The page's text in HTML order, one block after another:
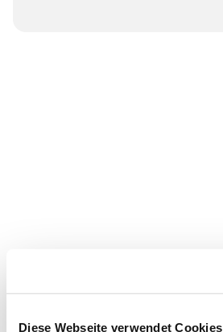
Diese Webseite verwendet Cookies